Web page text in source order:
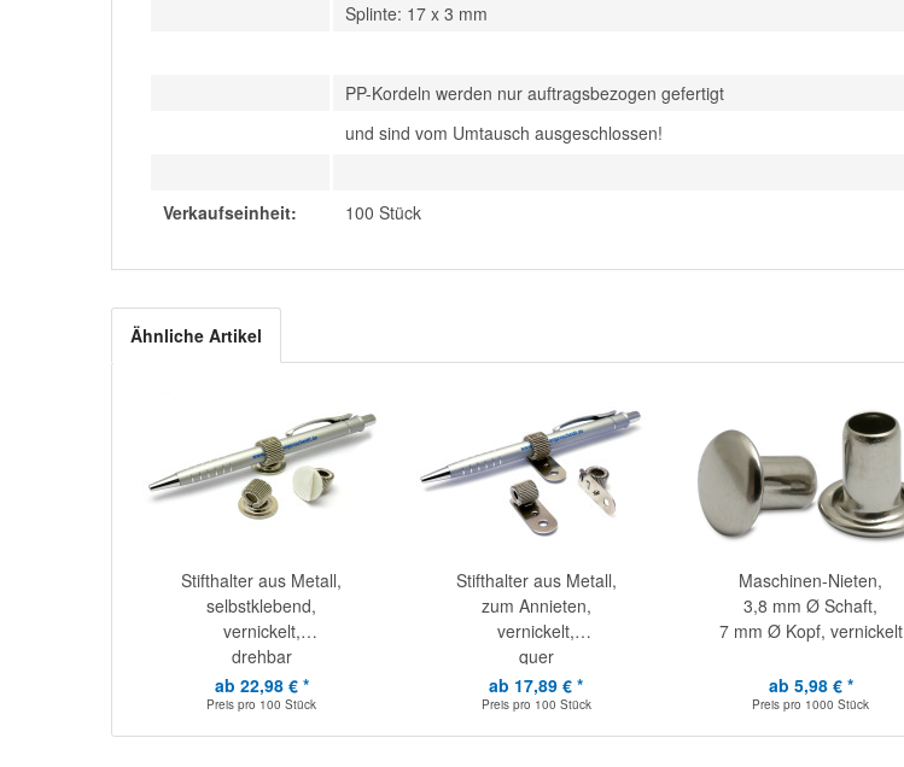
Splinte: 17 x 3 mm
PP-Kordeln werden nur auftragsbezogen gefertigt
und sind vom Umtausch ausgeschlossen!
Verkaufseinheit: 100 Stück
Ähnliche Artikel
Stifthalter aus Metall,
selbstklebend,
vernickelt,
drehbar
ab 22,98 € *
Preis pro 100 Stück
Stifthalter aus Metall,
zum Annieten,
vernickelt,
quer
ab 17,89 € *
Preis pro 100 Stück
Maschinen-Nieten,
3,8 mm Ø Schaft,
7 mm Ø Kopf, vernickelt
ab 5,98 € *
Preis pro 1000 Stück